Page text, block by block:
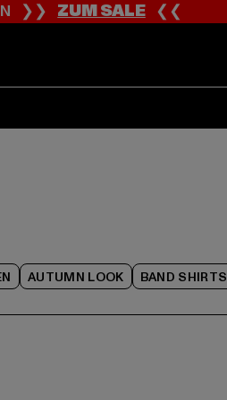
❯❯ZUM SALE❮❮
AUTUMN LOOK BAND SHIRTS